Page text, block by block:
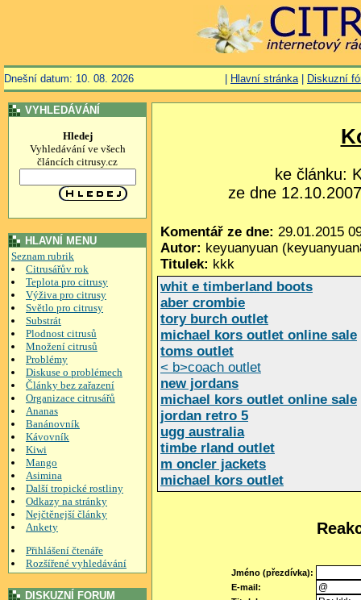
Dnešní datum: 10. 08. 2026 Hlavní stránka| Diskuzní
VYHLEDÁVÁNÍ
Hledej
Vyhledávání ve všech
článcích citrusy.cz
HLAVNÍ MENU
Seznam rubrik
Citrusářův rok
Teplota pro citrusy
Výživa pro citrusy
Světlo pro citrusy
Substrát
Plodnost citrusů
Množení citrusů
Problémy
Diskuse o problémech
Články bez zařazení
Organizace citrusářů
Ananas
Banánovník
Kávovník
Kiwi
Mango
Asimina
Další tropické rostliny
Odkazy na stránky
Nejčtěnejší články
Ankety
Přihlášení čtenáře
Rozšířené vyhledávání
DISKUZNÍ FORUM
ke článku:
ze dne
Komentář ze dne: 29.01.2015
Autor: keyuanyuan
Titulek: kkk
whit e timberland boots
aber crombie
tory burch outlet
michael kors outlet online sale
toms outlet
< b>coach outlet
new jordans
michael kors outlet online sale
jordan retro 5
ugg australia
timbe rland outlet
m oncler jackets
michael kors outlet
Jméno (přezdívka):
E-mail: